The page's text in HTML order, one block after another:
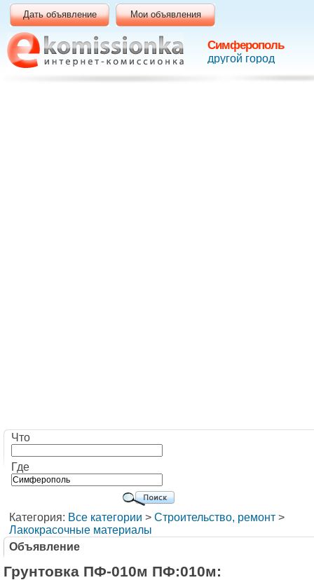
Симферополь
другой город
Дать объявление Мои объявления
Что
Где
Категория: Все категории > Строительство, ремонт >
Лакокрасочные материалы
Объявление
Грунтовка ПФ-010м ПФ:010м: